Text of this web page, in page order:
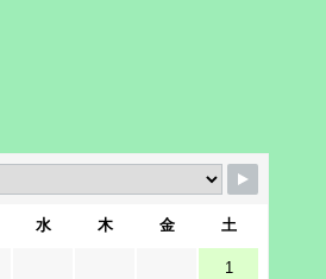
水 木 金 土
1